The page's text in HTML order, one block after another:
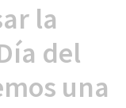
la
del
una